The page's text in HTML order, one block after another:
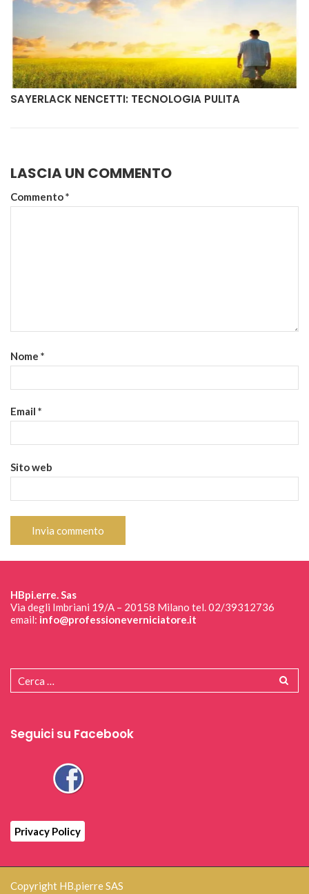
SAYERLACK NENCETTI: TECNOLOGIA PULITA
LASCIA UN COMMENTO
Commento*
Nome *
Email *
Sito web
HBpi.erre. Sas
Via degli Imbriani 19/A – 20158 Milano tel. 02/39312736
email: info@professioneverniciatore.it
Seguici su Facebook
Privacy Policy
Copyright HB.pierre SAS